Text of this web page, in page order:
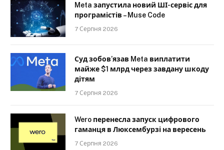
Meta запустила новий ШІ-сервіс для
програмістів – Muse Code
7 Серпня 2026
Суд зобов’язав Meta виплатити
майже $1 млрд через завдану шкоду
дітям
7 Серпня 2026
Wero перенесла запуск цифрового
гаманця в Люксембурзі на вересень
7 Серпня 2026